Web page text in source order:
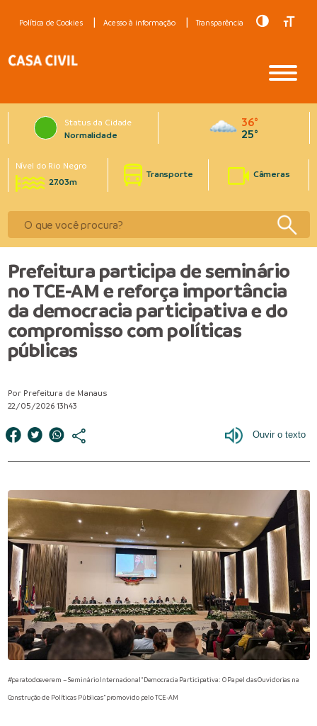
Política de Cookies Acesso à informação Transparência Toggle
Status da Cidade
Normalidade
36°
25°
Nível do Rio Negro
27.03m
Transporte Câmeras
Prefeitura participa de seminário
no TCE-AM e reforça importância
da democracia participativa e do
compromisso com políticas
públicas
Por Prefeitura de Manaus
22/05/2026 13h43
#paratodosverem – Seminário Internacional “Democracia Participativa: O Papel das Ouvidorias na
Construção de Políticas Públicas” promovido pelo TCE-AM